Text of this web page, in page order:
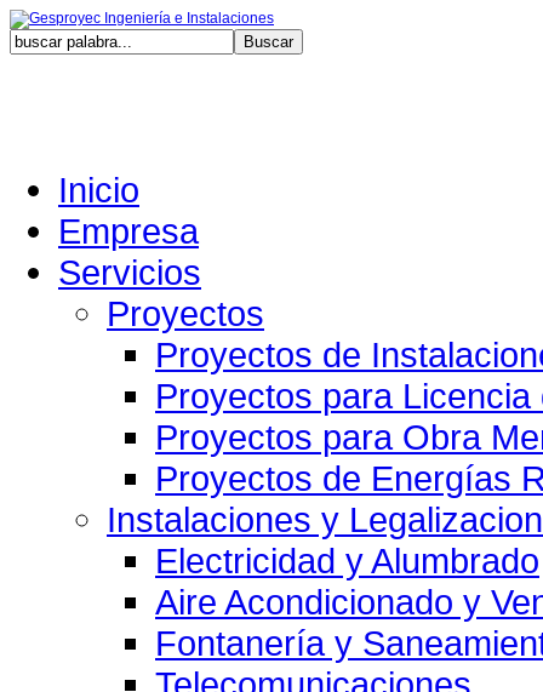
Inicio
Empresa
Servicios
Proyectos
Proyectos de
Proyectos para Licencia
Proyectos para Obra
Proyectos de Energías
Instalaciones y
Electricidad y Alumbrado
Aire Acondicionado y
Fontanería y